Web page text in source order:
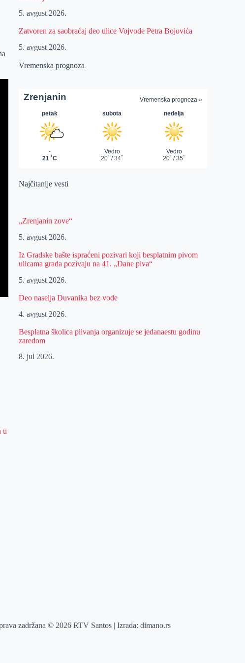
u
5. avgust 2026.
Zatvoren za saobraćaj deo ulice Vojvode Petra Bojovića
5. avgust 2026.
Vremenska prognoza
Najčitanije vesti
„Zrenjanin zove“
5. avgust 2026.
Iz Gradske bašte ispraćeni pozivari koji besplatnim pivom
ulicama grada pozivaju na 41. „Dane piva“
5. avgust 2026.
Deo naselja Duvanika bez vode
4. avgust 2026.
Besplatna školica plivanja organizuje se jedanaestu godinu
zaredom
8. jul 2026.
zadržana © 2026 RTV Santos | Izrada:dimano.rs